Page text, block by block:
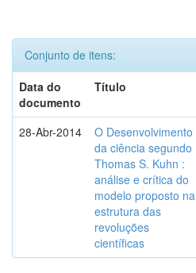
Conjunto de itens:
Data do
documento
Título
28-Abr-2014
O Desenvolvimento
da ciência segundo
Thomas S. Kuhn :
análise e crítica do
modelo proposto na
estrutura das
revoluções
científicas